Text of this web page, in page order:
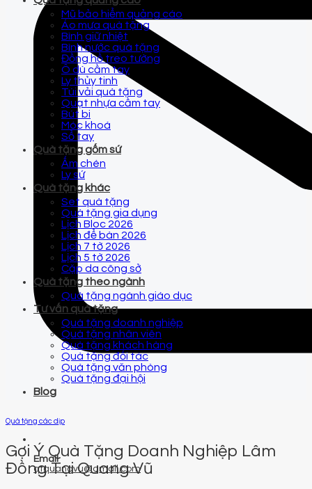
Email
qtquangvu@gmail.com
Mũ bảo hiểm quảng cáo
Áo mưa quà tặng
Bình giữ nhiệt
Bình nước quà tặng
Đồng hồ treo tường
Ô dù cầm tay
Ly thủy tinh
Túi vải quà tặng
Quạt nhựa cầm tay
Bút bi
Móc khoá
Sổ tay
Quà tặng gốm sứ
Ấm chén
Ly sứ
Quà tặng khác
Set quà tặng
Quà tặng gia dụng
Lịch Bloc 2026
Lịch để bàn 2026
Lịch 7 tờ 2026
Lịch 5 tờ 2026
Cặp da công sở
Quà tặng theo ngành
Quà tặng ngành giáo dục
Tư vấn quà tặng
Quà tặng doanh nghiệp
Quà tặng nhân viên
Quà tặng khách hàng
Quà tặng đối tác
Quà tặng văn phòng
Quà tặng đại hội
Blog
Quà tặng các dịp
Gợi Ý Quà Tặng Doanh Nghiệp Lâm
Đồng Tại Quang Vũ